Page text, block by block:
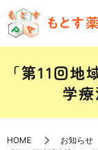
「第11回
学
HOME
お知らせ